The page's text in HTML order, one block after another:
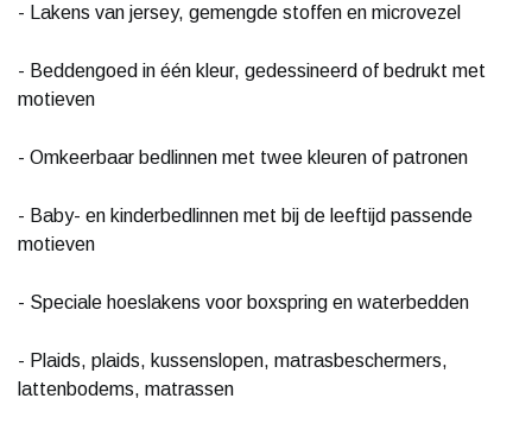
- Lakens van jersey, gemengde stoffen en microvezel
- Beddengoed in één kleur, gedessineerd of bedrukt met
motieven
- Omkeerbaar bedlinnen met twee kleuren of patronen
- Baby- en kinderbedlinnen met bij de leeftijd passende
motieven
- Speciale hoeslakens voor boxspring en waterbedden
- Plaids, plaids, kussenslopen, matrasbeschermers,
lattenbodems, matrassen